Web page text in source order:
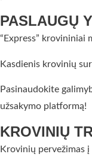
PASLAUGŲ
“Express” krovininiai
Kasdienis krovinių
Pasinaudokite
užsakymo platformą!
KROVINIŲ
Krovinių pervežimas